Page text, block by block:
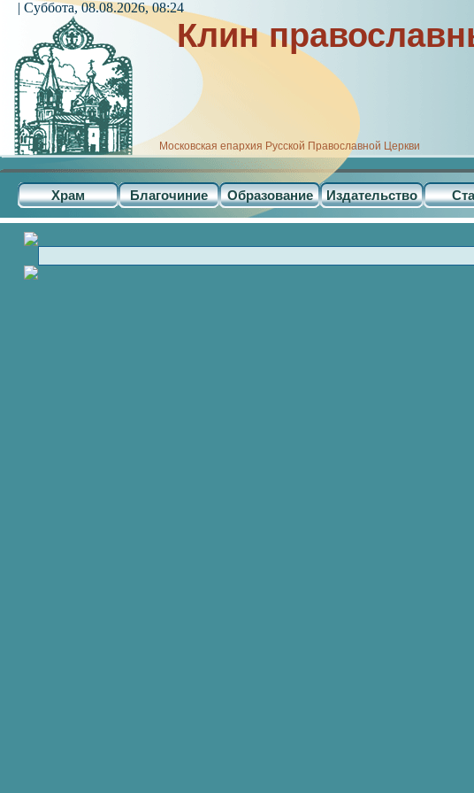
Клин
Московская епархия Русской Православной Церкви
Храм Благочиние Образование Издательство
| Суббота, 08.08.2026, 08:24